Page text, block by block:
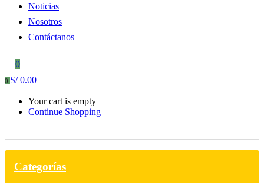
Noticias
Nosotros
Contáctanos
0
0 S/0.00
Your cart is empty
Continue Shopping
Categorías